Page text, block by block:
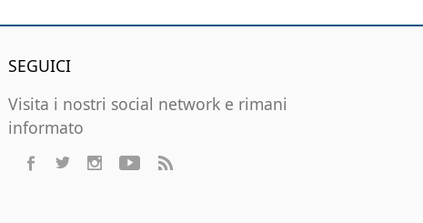
SEGUICI
Visita i nostri social network e rimani
informato